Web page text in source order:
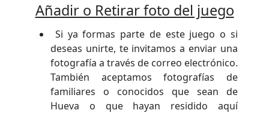
Añadir o Retirar foto del juego
Si ya formas parte de este juego o si
deseas unirte, te invitamos a enviar una
fotografía a través de correo electrónico.
También aceptamos fotografías de
familiares o conocidos que sean de
Hueva o que hayan residido aquí